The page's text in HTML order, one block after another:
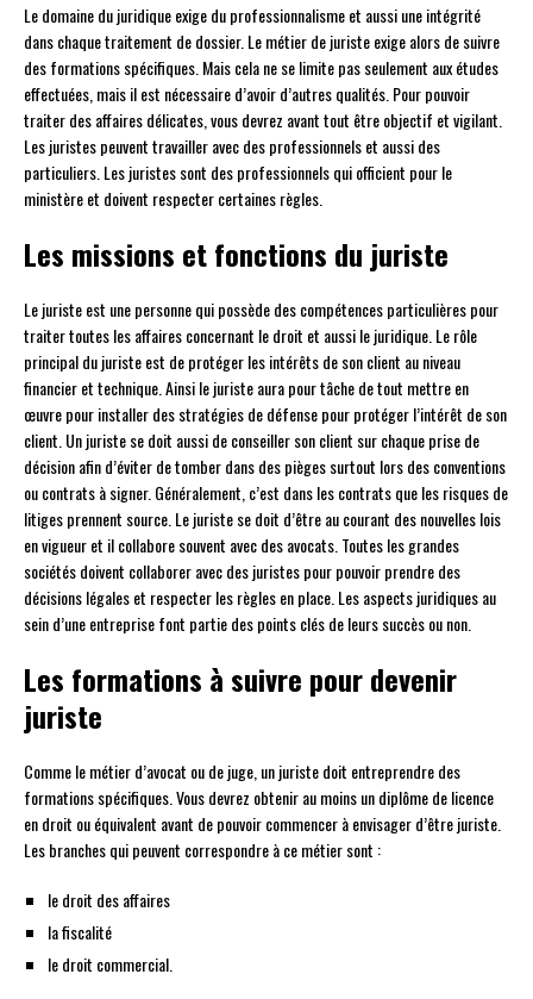
Le domaine du juridique exige du professionnalisme et aussi une intégrité
dans chaque traitement de dossier. Le métier de juriste exige alors de suivre
des formations spécifiques. Mais cela ne se limite pas seulement aux études
effectuées, mais il est nécessaire d’avoir d’autres qualités. Pour pouvoir
traiter des affaires délicates, vous devrez avant tout être objectif et vigilant.
Les juristes peuvent travailler avec des professionnels et aussi des
particuliers. Les juristes sont des professionnels qui officient pour le
ministère et doivent respecter certaines règles.
Les missions et fonctions du juriste
Le juriste est une personne qui possède des compétences particulières pour
traiter toutes les affaires concernant le droit et aussi le juridique. Le rôle
principal du juriste est de protéger les intérêts de son client au niveau
financier et technique. Ainsi le juriste aura pour tâche de tout mettre en
œuvre pour installer des stratégies de défense pour protéger l’intérêt de son
client. Un juriste se doit aussi de conseiller son client sur chaque prise de
décision afin d’éviter de tomber dans des pièges surtout lors des conventions
ou contrats à signer. Généralement, c’est dans les contrats que les risques de
litiges prennent source. Le juriste se doit d’être au courant des nouvelles lois
en vigueur et il collabore souvent avec des avocats. Toutes les grandes
sociétés doivent collaborer avec des juristes pour pouvoir prendre des
décisions légales et respecter les règles en place. Les aspects juridiques au
sein d’une entreprise font partie des points clés de leurs succès ou non.
Les formations à suivre pour devenir
juriste
Comme le métier d’avocat ou de juge, un juriste doit entreprendre des
formations spécifiques. Vous devrez obtenir au moins un diplôme de licence
en droit ou équivalent avant de pouvoir commencer à envisager d’être juriste.
Les branches qui peuvent correspondre à ce métier sont :
le droit des affaires
la fiscalité
le droit commercial.